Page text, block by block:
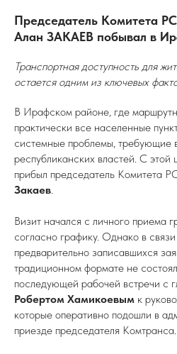
Председатель Комитета
Алан ЗАКАЕВ побывал в
Транспортная доступность для
остается одним из ключевых
В Ирафском районе, где
практически все населенные
системные проблемы, требующие
республиканских властей. С этой
прибыл председатель Комитета
Закаев.
Визит начался с личного приема
согласно графику. Однако в
предварительно записавшихся
традиционном формате не
последующей рабочей встречи с
Робертом Хамикоевым к
которые оперативно подошли в
приезде председателя Комтранса.